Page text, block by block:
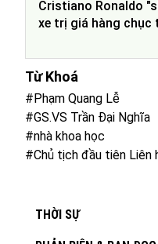
Cristiano Ronaldo
xe trị giá hàng chục
Từ Khoá
#Phạm Quang Lễ
#GS.VS Trần Đại Nghĩa
#nhà khoa học
#Chủ tịch đầu tiên Liên
THỜI SỰ